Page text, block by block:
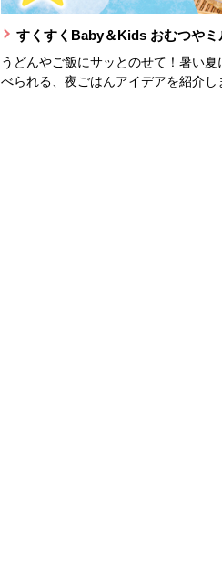
すくすくBaby＆Kids おむつやミ
うどんやご飯にサッとのせて！暑い夏
べられる、夜ごはんアイデアを紹介し